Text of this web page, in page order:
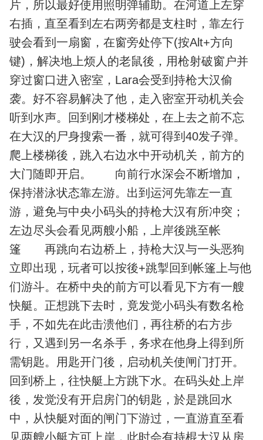
片，所以最好使用照明弹辅助。在河道上左穿
右插，直至看到左右两旁都是支柱时，靠左行
驶会看到一扇窗，在窗旁处停下(按Alt+方向
键)，解决地上烦人的老鼠後，用枪射破窗户并
穿过窗口进入密室，Lara会受到持枪大汉偷
袭。好不容易解决了他，走入密室开动机关会
听到水声。回到刚才楼梯处，在上去之前不忘
在大汉的尸身搜索一番，就可得到40发子弹。
爬上楼梯後，跳入右边水中开动机关，前方的
大门随即开启。 向前行水深会不断增加，
保持潜泳状态靠左游。出到运河先靠左一直
游，避免与中央小码头的持枪大汉有所冲突；
左边尽头会看见两艘小船，上岸後跳至帐
篷 再跳向右边桥上，持枪大汉与一头恶狗
立即出现，玩者可以按後+跳掣回到帐篷上与他
们游斗。在桥中央的前方可以看见下方有一艘
快艇。正想跳下去时，竟发觉小码头有数名枪
手，不如先在此击溃他们，再往桥的右方步
行，又遇到另一名杀手，务求在他身上得到所
需钥匙。用匙开门後，启动机关使闸门打开。
回到桥上，往快艇上方跳下水。在码头处上岸
後，发觉没有开启房门的钥匙，於是跳回水
中，从快艇对面的闸门下游过，一直游直至看
见两艘小艇方可上岸，此时会有持棍大汉从房